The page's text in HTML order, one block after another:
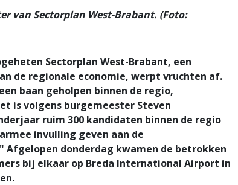
van Sectorplan West-Brabant. (Foto:
Sectorplan West-Brabant, een
de regionale economie, werpt vruchten af.
baan geholpen binnen de regio,
is volgens burgemeester Steven
ruim 300 kandidaten binnen de regio
invulling geven aan de
donderdag kwamen de betrokken
bij elkaar op Breda International Airport in